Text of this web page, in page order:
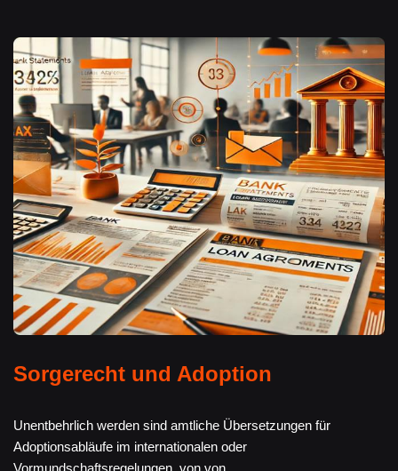
Sorgerecht und Adoption
Unentbehrlich werden sind amtliche Übersetzungen für
Adoptionsabläufe im internationalen oder
Vormundschaftsregelungen, von von